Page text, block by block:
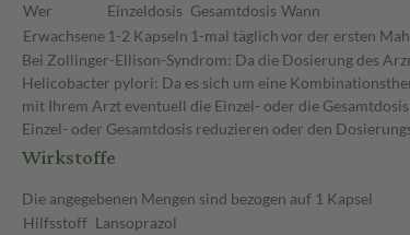
Wer
Einzeldosis Gesamtdosis Wann
Erwachsene 1-2 Kapseln 1-mal täglichvor der ersten
Bei Zollinger-Ellison-Syndrom: Da die Dosierung des
Helicobacter pylori: Da es sich um eine
mit Ihrem Arzt eventuell die Einzel- oder die
Einzel- oder Gesamtdosis reduzieren oder den
Wirkstoffe
Die angegebenen Mengen sind bezogen auf 1 Kapsel
Hilfsstoff Lansoprazol